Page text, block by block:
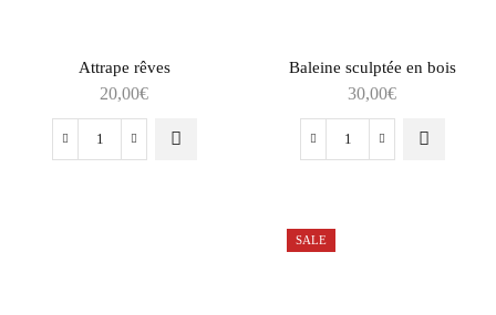
Attrape rêves
20,00€
Baleine sculptée en bois
30,00€
SALE